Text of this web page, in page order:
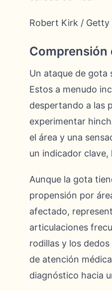
Robert Kirk / Getty
Comprensión
Un ataque de gota
Estos a menudo
despertando a las
experimentar
el área y una
un indicador
Aunque la gota
propensión por
afectado,
articulaciones
rodillas y los
de atención
diagnóstico hacia